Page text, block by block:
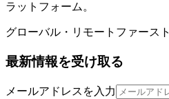
ラットフォーム。
グローバル・リモートファースト
最新情報を受け取る
メールアドレスを入力